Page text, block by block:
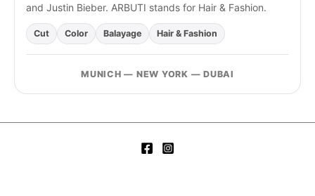
and Justin Bieber. ARBUTI stands for Hair & Fashion.
Cut Color Balayage Hair & Fashion
MUNICH — NEW YORK — DUBAI